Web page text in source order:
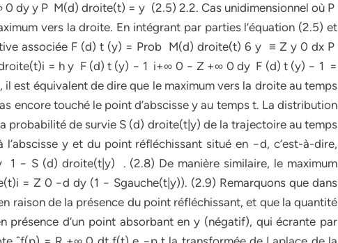
dy y P M(d) droite(t) = y (2.5) 2.2. Cas unidimensionnel où P
vers la droite. En intégrant par parties l’équation (2.5) et
associée F (d) t (y) = Prob M(d) droite(t) 6 y ≡ Z y 0 dx P
= h y F (d) t (y) − 1 i+∞ 0 − Z +∞ 0 dy F (d) t (y) − 1 =
est équivalent de dire que le maximum vers la droite au temps
encore touché le point d’abscisse y au temps t. La distribution
probabilité de survie S (d) droite(t|y) de la trajectoire au temps
y et du point réfléchissant situé en −d, c’est-à-dire,
− S (d) droite(t|y) . (2.8) De manière similaire, le maximum
= Z 0 −d dy (1 − Sgauche(t|y)). (2.9) Remarquons que dans
raison de la présence du point réfléchissant, et que la quantité
présence d’un point absorbant en y (négatif), qui écrante par